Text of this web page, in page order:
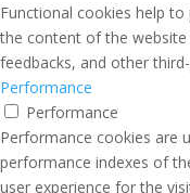
Functional cookies help
the content of the
feedbacks, and other
Performance
Performance
Performance cookies are
performance indexes of
user experience for the